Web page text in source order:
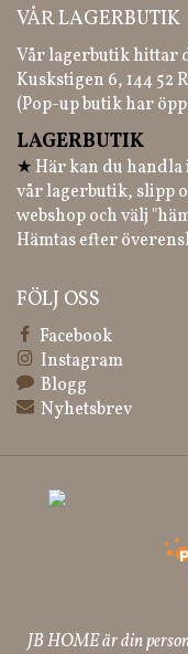
VÅR LAGERBUTIK
Vår lagerbutik hittar
Kuskstigen 6, 144 52
(Pop-up butik har
LAGERBUTIK
★ Här kan du
vår lagerbutik, slipp
webshop och välj
Hämtas efter
FÖLJ OSS
Facebook
Instagram
Blogg
Nyhetsbrev
JB HOME är din